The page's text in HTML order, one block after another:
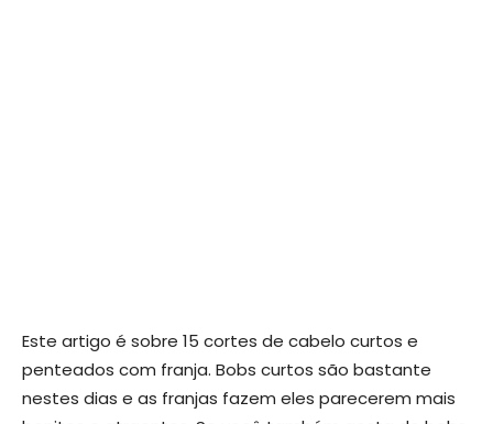
Este artigo é sobre 15 cortes de cabelo curtos e
penteados com franja. Bobs curtos são bastante
nestes dias e as franjas fazem eles parecerem mais